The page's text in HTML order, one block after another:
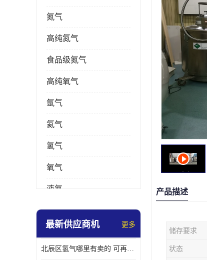
氮气
高纯氮气
食品级氮气
高纯氧气
氩气
氦气
氢气
氧气
液氮
乙炔
最新供应商机 更多
北辰区氢气哪里有卖的 可再生 实验室应用
产品描述
储存要求
状态